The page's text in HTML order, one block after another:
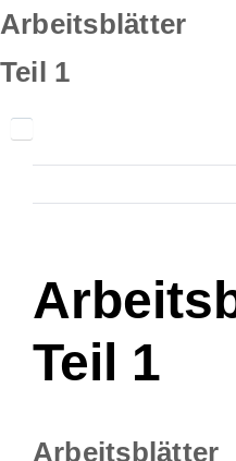
Skip
content
Arbeitsblätter
Teil 1
Teil 1
Arbeitsblätter